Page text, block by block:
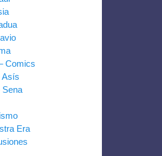
Comics
Asís
Sena
Era